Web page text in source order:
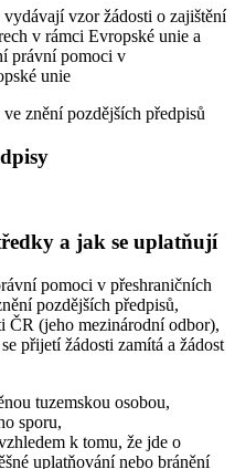
vzor žádosti o zajištění
v rámci Evropské unie a
právní pomoci v
unie
znění pozdějších předpisů
a jak se uplatňují
pomoci v přeshraničních
pozdějších předpisů,
ČR (jeho mezinárodní odbor),
přijetí žádosti zamítá a žádost
tuzemskou osobou,
sporu,
k tomu, že jde o
uplatňování nebo bránění